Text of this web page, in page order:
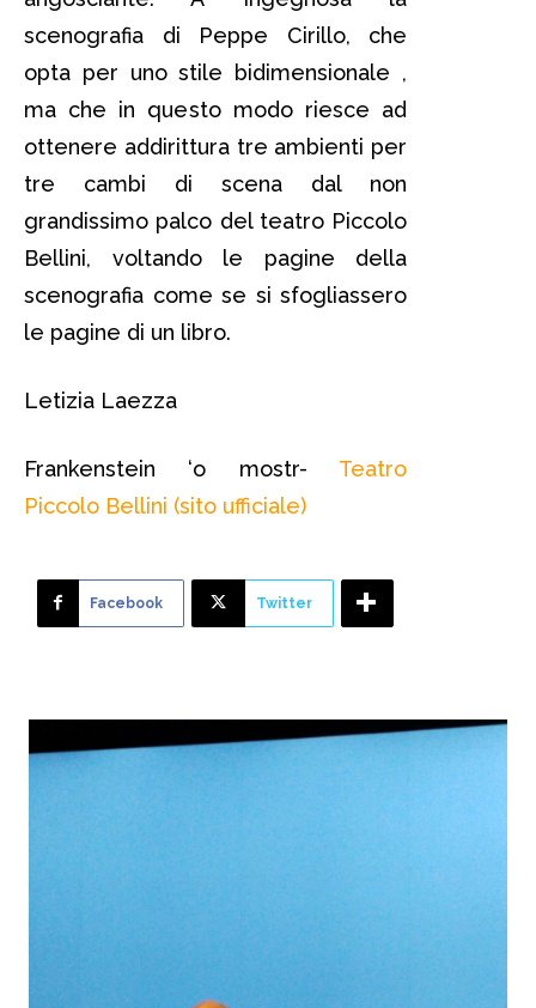
scenografia di Peppe Cirillo, che
opta per uno stile bidimensionale ,
ma che in questo modo riesce ad
ottenere addirittura tre ambienti per
tre cambi di scena dal non
grandissimo palco del teatro Piccolo
Bellini, voltando le pagine della
scenografia come se si sfogliassero
le pagine di un libro.
Letizia Laezza
Frankenstein ‘o mostr- Teatro
Piccolo Bellini (sito ufficiale)
Facebook Twitter